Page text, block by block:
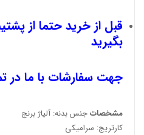
قبل از خرید حتما از
بگیرید
جهت سفارشات با ما در
مشخصاتجنس بدنه: آلیاژ برنج
کارتریج: سرامیکی